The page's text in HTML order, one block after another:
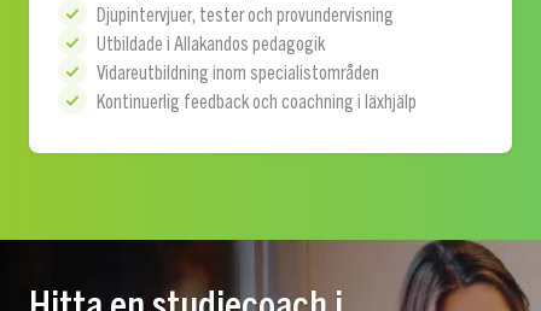
Djupintervjuer, tester och provundervisning
Utbildade i Allakandos pedagogik
Vidareutbildning inom specialistområden
Kontinuerlig feedback och coachning i läxhjälp